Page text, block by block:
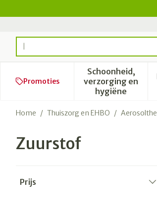
Product, merk, categorie...
Promoties
Schoonheid,
verzorging en
hygiëne
Toon
Home / Thuiszorg en EHBO /
Zuurstof
Prijs